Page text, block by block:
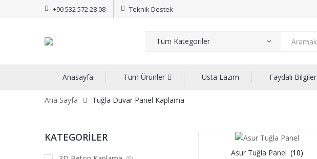
+90 532 572 28 08 Teknik Destek
Anasayfa Tüm Ürünler Usta Lazım Faydalı Bilgiler
Ana Sayfa Tuğla Duvar Panel Kaplama
Asur Tuğla Panel (10)
KATEGORİLER